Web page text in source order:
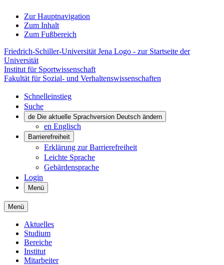
Zur Hauptnavigation
Zum Inhalt
Zum Fußbereich
Friedrich-Schiller-Universität Jena Logo - zur Startseite der
Universität
Institut für Sportwissenschaft
Fakultät für Sozial- und Verhaltenswissenschaften
Schnelleinstieg
Suche
de Die aktuelle Sprachversion Deutsch ändern
en Englisch
Barrierefreiheit
Erklärung zur Barrierefreiheit
Leichte Sprache
Gebärdensprache
Login
Menü
Menü
Aktuelles
Studium
Bereiche
Institut
Mitarbeiter